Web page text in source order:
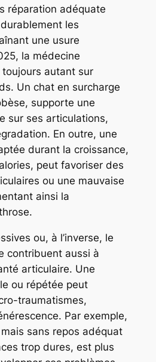
réparation adéquate
les
une usure
la médecine
autant sur
Un chat en surcharge
supporte une
sur ses articulations,
En outre, une
durant la croissance,
peut favoriser des
ou une mauvaise
ainsi la
ou, à l’inverse, le
contribuent aussi à
articulaire. Une
ou répétée peut
traumatismes,
Par exemple,
sans repos adéquat
trop dures, est plus